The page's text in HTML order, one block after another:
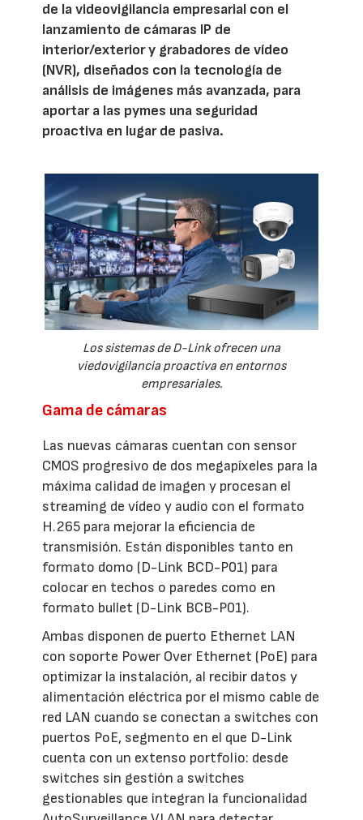
de la videovigilancia empresarial con el
lanzamiento de cámaras IP de
interior/exterior y grabadores de vídeo
(NVR), diseñados con la tecnología de
análisis de imágenes más avanzada, para
aportar a las pymes una seguridad
proactiva en lugar de pasiva.
Los sistemas de D-Link ofrecen una
viedovigilancia proactiva en entornos
empresariales.
Gama de cámaras
Las nuevas cámaras cuentan con sensor
CMOS progresivo de dos megapíxeles para la
máxima calidad de imagen y procesan el
streaming de vídeo y audio con el formato
H.265 para mejorar la eficiencia de
transmisión. Están disponibles tanto en
formato domo (D-Link BCD-P01) para
colocar en techos o paredes como en
formato bullet (D-Link BCB-P01).
Ambas disponen de puerto Ethernet LAN
con soporte Power Over Ethernet (PoE) para
optimizar la instalación, al recibir datos y
alimentación eléctrica por el mismo cable de
red LAN cuando se conectan a switches con
puertos PoE, segmento en el que D-Link
cuenta con un extenso portfolio: desde
switches sin gestión a switches
gestionables que integran la funcionalidad